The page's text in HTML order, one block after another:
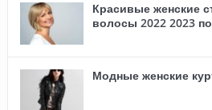
Красивые женские
волосы 2022 2023
Модные женские